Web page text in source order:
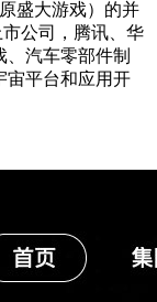
盛大游戏）的并
公司，腾讯、华
汽车零部件制
宙平台和应用开